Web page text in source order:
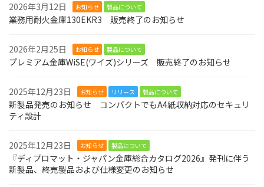
2026年3月12日 お知らせ 製品について
業務用耐火金庫130EKR3 販売終了のお知らせ
2026年2月25日 お知らせ 製品について
プレミアム金庫WiSE(ワイズ)シリーズ 販売終了のお知らせ
2025年12月23日 お知らせ リリース 製品について
新製品発売のお知らせ コンパクトでもA4紙収納対応のセキュリ
ティ設計
2025年12月23日 お知らせ 製品について
『ディプロマット・ジャパン金庫総合カタログ2026』発刊に伴う
新製品、終売製品および仕様変更のお知らせ